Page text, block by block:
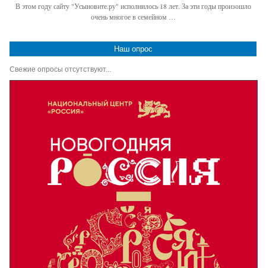
В этом году сайту "Усыновите.ру" исполнилось 18 лет. За эти годы произошло
очень многое в семейном …
Наш опрос
Свежие опросы отсутствуют...